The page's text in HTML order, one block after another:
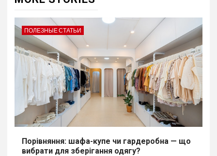
ПОЛЕЗНЫЕ СТАТЬИ
Порівняння: шафа-купе чи гардеробна — що
вибрати для зберігання одягу?